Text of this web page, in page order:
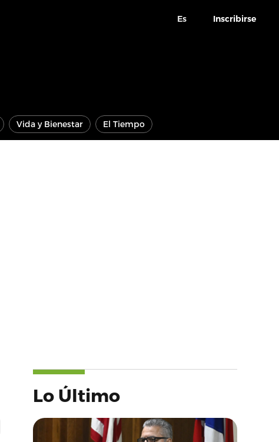
Es Inscribirse
Vida y Bienestar El Tiempo
Lo Último